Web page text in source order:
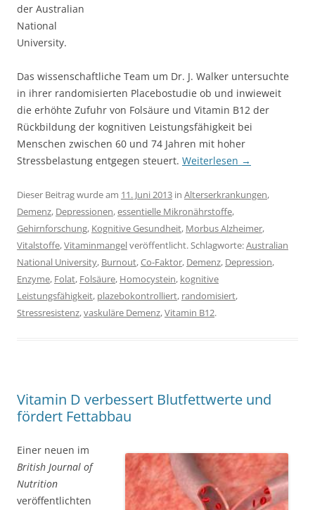
der Australian
National
University.
Das wissenschaftliche Team um Dr. J. Walker untersuchte
in ihrer randomisierten Placebostudie ob und inwieweit
die erhöhte Zufuhr von Folsäure und Vitamin B12 der
Rückbildung der kognitiven Leistungsfähigkeit bei
Menschen zwischen 60 und 74 Jahren mit hoher
Stressbelastung entgegen steuert. Weiterlesen →
Dieser Beitrag wurde am 11. Juni 2013 in Alterserkrankungen,
Demenz, Depressionen,essentielle Mikronährstoffe,
Gehirnforschung, Kognitive Gesundheit, Morbus Alzheimer,
Vitalstoffe,Vitaminmangelveröffentlicht. Schlagworte:Australian
National University, Burnout,Co-Faktor, Demenz, Depression,
Enzyme, Folat, Folsäure, Homocystein, kognitive
Leistungsfähigkeit, plazebokontrolliert, randomisiert,
Stressresistenz,vaskuläre Demenz,Vitamin B12.
Vitamin D verbessert Blutfettwerte und
fördert Fettabbau
Einer neuen im
British Journal of
Nutrition
veröffentlichten